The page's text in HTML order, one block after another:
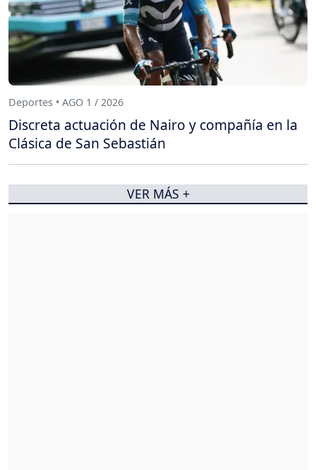
Deportes • AGO 1 / 2026
Discreta actuación de Nairo y compañía en la
Clásica de San Sebastián
VER MÁS +